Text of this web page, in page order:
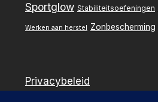
Sportglow Stabiliteitsoefeningen
Werken aan herstel Zonbescherming
Privacybeleid